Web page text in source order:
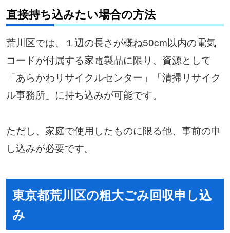
直接持ち込みたい場合の方法
荒川区では、１辺の長さが概ね50cm以内の電気
コードが付属する家電製品に限り、資源として
「あらかわリサイクルセンター」「清掃リサイク
ル事務所」に持ち込みが可能です。
ただし、家庭で使用したものに限る他、事前の申
し込みが必要です。
東京都荒川区の粗大ごみ回収申し込
み